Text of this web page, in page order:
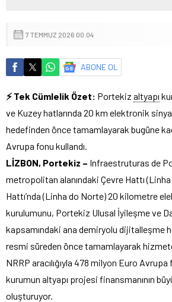
7 TEMMUZ 2026 00:04
ABONE OL
⚡ Tek Cümlelik Özet: Portekiz altyapı
ve Kuzey hatlarında 20 km elektronik
hedefinden önce tamamlayarak bugüne
Avrupa fonu kullandı.
LİZBON, Portekiz – Infraestruturas de
metropolitan alanındaki Çevre Hattı
Hattı’nda (Linha do Norte) 20 kilometre
kurulumunu, Portekiz Ulusal İyileşme ve
kapsamındaki ana demiryolu dijitalleşme
resmi süreden önce tamamlayarak
NRRP aracılığıyla 478 milyon Euro
kurumun altyapı projesi finansmanının
oluşturuyor.